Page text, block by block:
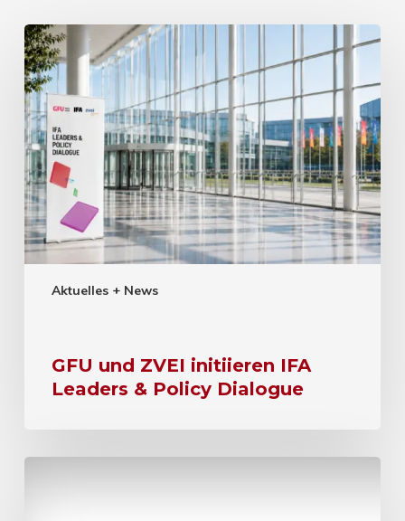
Aktuelles + News
GFU und ZVEI initiieren IFA
Leaders & Policy Dialogue